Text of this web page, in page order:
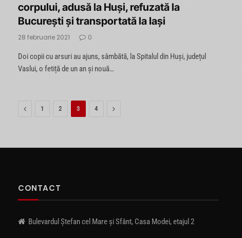
corpului, adusă la Huși, refuzată la
București şi transportată la Iași
28 februarie 2021 0
Doi copii cu arsuri au ajuns, sâmbătă, la Spitalul din Huși, județul
Vaslui, o fetiță de un an și nouă…
Previous
1 2 3 4 Next
CONTACT
Bulevardul Ștefan cel Mare și Sfânt, Casa Modei, etajul 2